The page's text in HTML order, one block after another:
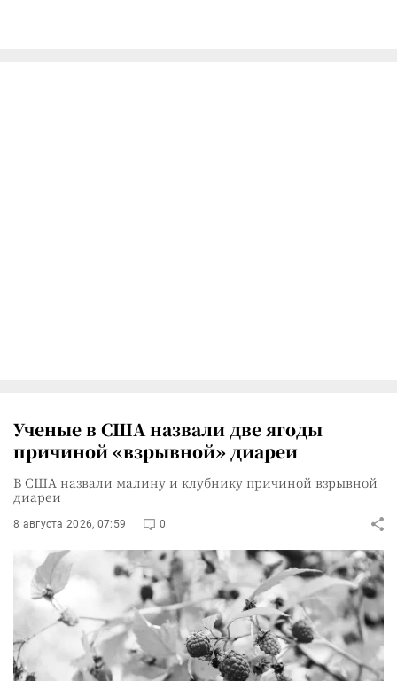
Ученые в США назвали две ягоды
причиной «взрывной» диареи
В США назвали малину и клубнику причиной взрывной
диареи
8 августа 2026, 07:59 0